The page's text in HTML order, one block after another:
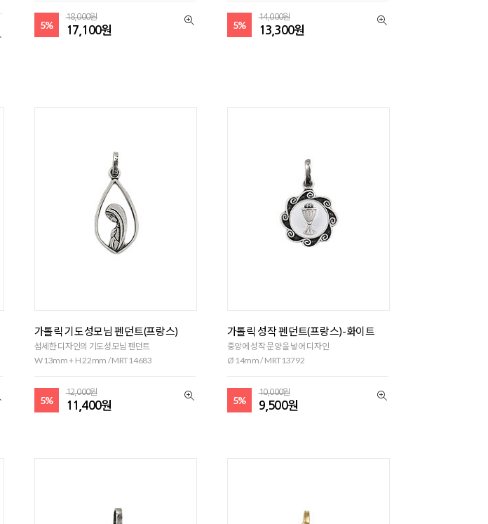
5%
18,000원
17,100원 5%
14,000원
13,300원
가톨릭 기도성모님 펜던트(프랑스)
섬세한 디자인의 기도성모님 펜던트
W 13mm + H 22mm / MRT14683
5%
12,000원
11,400원
가톨릭 성작 펜던트(프랑스)-화이트
중앙에 성작 문양을 넣어 디자인
Ø 14mm / MRT13792
5%
10,000원
9,500원